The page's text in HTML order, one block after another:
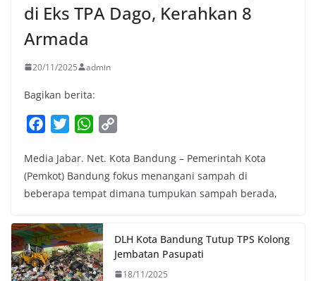
di Eks TPA Dago, Kerahkan 8
Armada
20/11/2025 admin
Bagikan berita:
c
e
b
o
k
i
t
t
r
W
a
t
s
p
p
p
y
L
n
k
Media Jabar. Net. Kota Bandung – Pemerintah Kota
(Pemkot) Bandung fokus menangani sampah di
beberapa tempat dimana tumpukan sampah berada,
DLH Kota Bandung Tutup TPS Kolong
Jembatan Pasupati
18/11/2025